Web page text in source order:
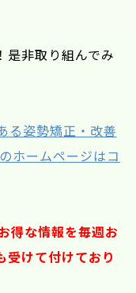
是非取り組んでみ
る姿勢矯正・改善
ホームページはコ
得な情報を毎週お
受けて付けており